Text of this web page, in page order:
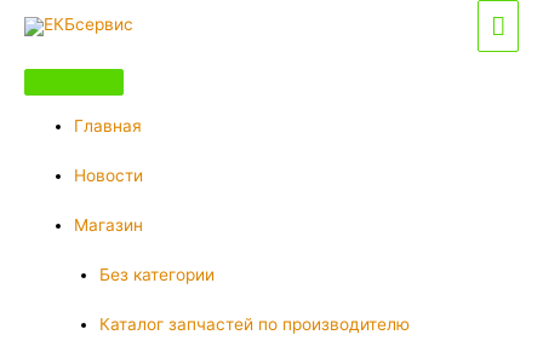
Перейти
содержимому
Главная
Новости
Магазин
Без категории
Каталог запчастей по производителю